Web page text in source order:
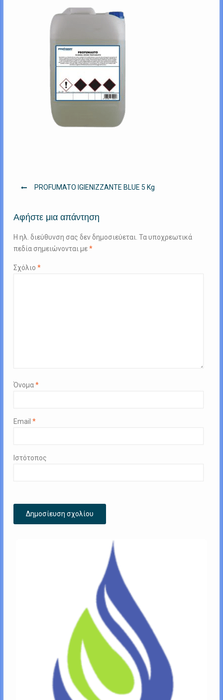
Πλοήγηση
PROFUMATO IGIENIZZANTE BLUE 5 Kg
Αφήστε μια απάντηση
Η ηλ. διεύθυνση σας δεν δημοσιεύεται. Τα υποχρεωτικά
πεδία σημειώνονται με*
Σχόλιο *
Όνομα*
Email *
Ιστότοπος